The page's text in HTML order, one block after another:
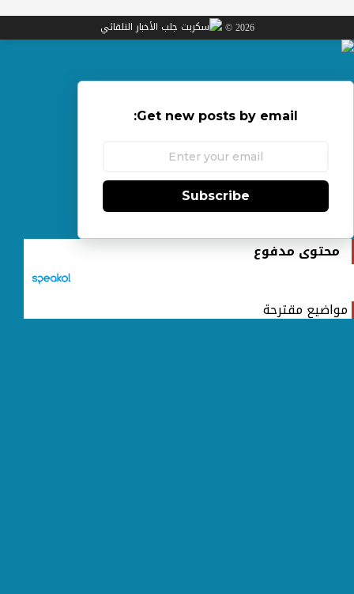
2026 ©
Get new posts by email:
Subscribe
محتوى مدفوع
مواضيع مقترحة